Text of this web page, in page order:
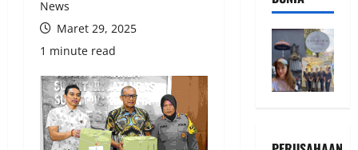
News
Maret 29, 2025
1 minute read